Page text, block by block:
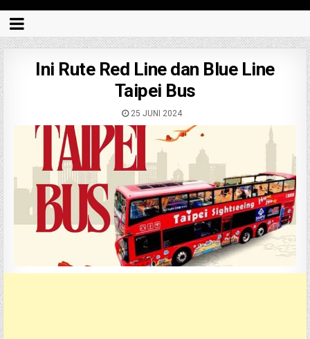
Ini Rute Red Line dan Blue Line
Taipei Bus
25 JUNI 2024